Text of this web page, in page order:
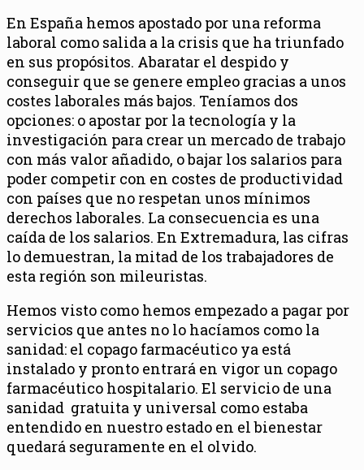
En España hemos apostado por una reforma
laboral como salida a la crisis que ha triunfado
en sus propósitos. Abaratar el despido y
conseguir que se genere empleo gracias a unos
costes laborales más bajos. Teníamos dos
opciones: o apostar por la tecnología y la
investigación para crear un mercado de trabajo
con más valor añadido, o bajar los salarios para
poder competir con en costes de productividad
con países que no respetan unos mínimos
derechos laborales. La consecuencia es una
caída de los salarios. En Extremadura, las cifras
lo demuestran, la mitad de los trabajadores de
esta región son mileuristas.
Hemos visto como hemos empezado a pagar por
servicios que antes no lo hacíamos como la
sanidad: el copago farmacéutico ya está
instalado y pronto entrará en vigor un copago
farmacéutico hospitalario. El servicio de una
sanidad gratuita y universal como estaba
entendido en nuestro estado en el bienestar
quedará seguramente en el olvido.